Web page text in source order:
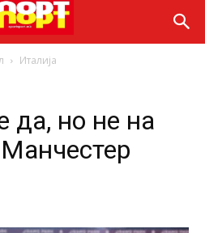
Италија
да, но не на